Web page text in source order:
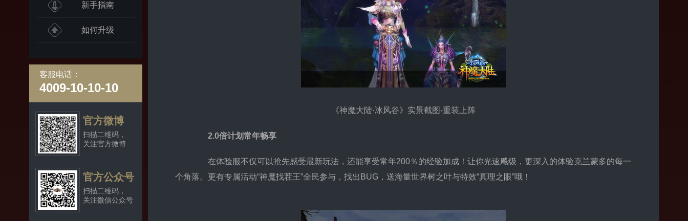
新手指南
如何升级
客服电话：
4009-10-10-10
官方微博
扫描二维码，
关注官方微博
官方公众号
扫描二维码，
关注微信公众号
《神魔大陆·冰风谷》实景截图-重装上阵
2.0倍计划常年畅享
在体验服不仅可以抢先感受最新玩法，还能享受常年200％的经验加成！让你光速飚级，更深入的体验克兰蒙多的每一
个角落。更有专属活动“神魔找茬王”全民参与，找出BUG，送海量世界树之叶与特效“真理之眼”哦！